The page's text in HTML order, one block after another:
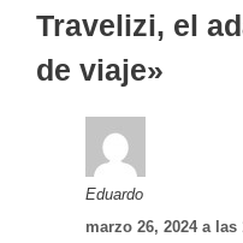
Travelizi, el
de viaje»
Eduardo
marzo 26, 2024 a las